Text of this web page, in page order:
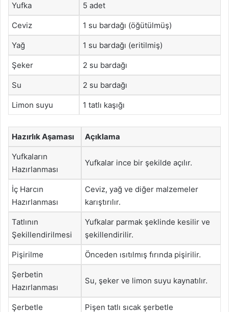
Yufka 5 adet
Ceviz 1 su bardağı (öğütülmüş)
Yağ 1 su bardağı (eritilmiş)
Şeker 2 su bardağı
Su 2 su bardağı
Limon suyu 1 tatlı kaşığı
Hazırlık Aşaması Açıklama
Yufkaların
Hazırlanması
Yufkalar ince bir şekilde açılır.
İç Harcın
Hazırlanması
Ceviz, yağ ve diğer malzemeler
karıştırılır.
Tatlının
Şekillendirilmesi
Yufkalar parmak şeklinde kesilir ve
şekillendirilir.
Pişirilme Önceden ısıtılmış fırında pişirilir.
Şerbetin
Hazırlanması
Su, şeker ve limon suyu kaynatılır.
Şerbetle
Pişen tatlı sıcak şerbetle